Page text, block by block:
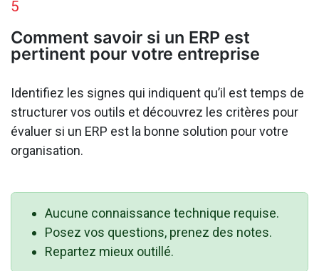
5
Comment savoir si un ERP est
pertinent pour votre entreprise
Identifiez les signes qui indiquent qu’il est temps de
structurer vos outils et découvrez les critères pour
évaluer si un ERP est la bonne solution pour votre
organisation.
Aucune connaissance technique requise.
Posez vos questions, prenez des notes.
Repartez mieux outillé.